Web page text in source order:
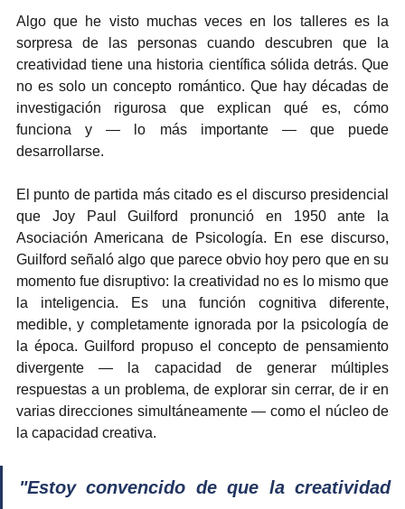
Algo que he visto muchas veces en los talleres es la
sorpresa de las personas cuando descubren que la
creatividad tiene una historia científica sólida detrás. Que
no es solo un concepto romántico. Que hay décadas de
investigación rigurosa que explican qué es, cómo
funciona y — lo más importante — que puede
desarrollarse.
El punto de partida más citado es el discurso presidencial
que Joy Paul Guilford pronunció en 1950 ante la
Asociación Americana de Psicología. En ese discurso,
Guilford señaló algo que parece obvio hoy pero que en su
momento fue disruptivo: la creatividad no es lo mismo que
la inteligencia. Es una función cognitiva diferente,
medible, y completamente ignorada por la psicología de
la época. Guilford propuso el concepto de pensamiento
divergente — la capacidad de generar múltiples
respuestas a un problema, de explorar sin cerrar, de ir en
varias direcciones simultáneamente — como el núcleo de
la capacidad creativa.
"Estoy convencido de que la creatividad